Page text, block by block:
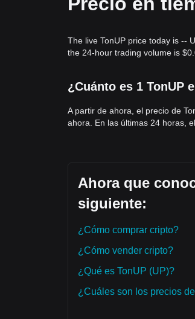
ecosistema TON podría
Desde una perspectiva de
días. El sentimiento del
Escenario Optimista:Una
Consenso del Mercado
El consenso general entre
The live TonUP price today is --
the 24-hour trading volume is
¿Cuánto es 1 TonUP
A partir de ahora, el precio de
ahora. En las últimas 24 horas,
Ahora que
siguiente:
¿Cómo comprar cripto?
¿Cómo vender cripto?
¿Qué es TonUP (UP)?
¿Cuáles son los precios